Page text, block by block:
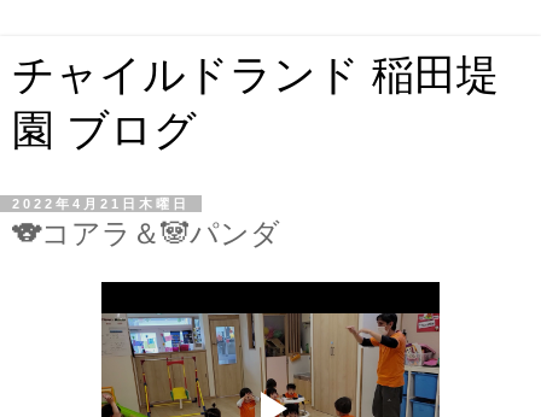
チャイルドランド 稲田堤
園 ブログ
2022年4月21日木曜日
🐨コアラ＆🐼パンダ